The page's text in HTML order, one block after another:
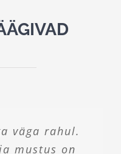
väga rahul.
mustus on
poiste
tegevus oli
on
i poolt